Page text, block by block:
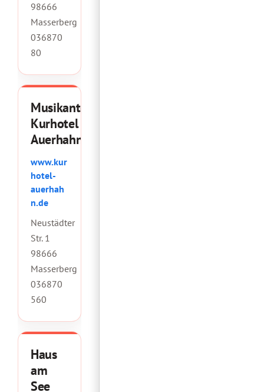
98666
Masserberg
036870
80
Musikantenscheune
Kurhotel
Auerhahn
www.kur
hotel-
auerhah
n.de
Neustädter
Str. 1
98666
Masserberg
036870
560
Haus
am
See